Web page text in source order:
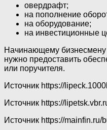
овердрафт;
на пополнение
на оборудование;
на инвестиционные
Начинающему бизнесмену
нужно предоставить
или поручителя.
Источник https://
Источник https://
Источник https://mainfin.ru/